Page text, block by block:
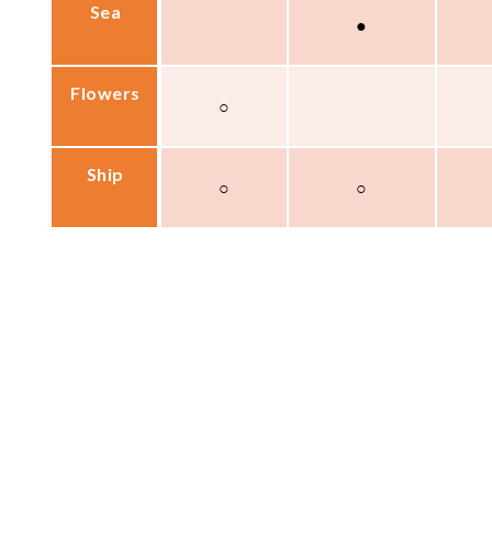
Sea
●
Flowers
○
Ship
○ ○